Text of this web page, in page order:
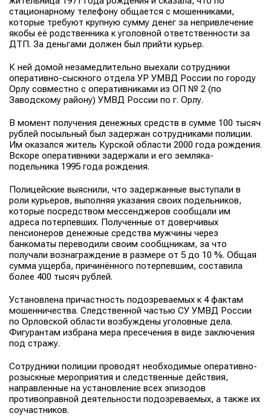
стационарному телефону общается с мошенниками,
которые требуют крупную сумму денег за непривлечение
якобы её родственника к уголовной ответственности за
ДТП. За деньгами должен был прийти курьер.
К ней домой незамедлительно выехали сотрудники
оперативно-сыскного отдела УР УМВД России по городу
Орлу совместно с оперативниками из ОП № 2 (по
Заводскому району) УМВД России по г. Орлу.
В момент получения денежных средств в сумме 100 тысяч
рублей посыльный был задержан сотрудниками полиции.
Им оказался житель Курской области 2000 года рождения.
Вскоре оперативники задержали и его земляка-
подельника 1995 года рождения.
Полицейские выяснили, что задержанные выступали в
роли курьеров, выполняя указания своих подельников,
которые посредством мессенджеров сообщали им
адреса потерпевших. Полученные от доверчивых
пенсионеров денежные средства мужчины через
банкоматы переводили своим сообщникам, за что
получали вознаграждение в размере от 5 до 10 %. Общая
сумма ущерба, причинённого потерпевшим, составила
более 400 тысяч рублей.
Установлена причастность подозреваемых к 4 фактам
мошенничества. Следственной частью СУ УМВД России
по Орловской области возбуждены уголовные дела.
Фигурантам избрана мера пресечения в виде заключения
под стражу.
Сотрудники полиции проводят необходимые оперативно-
розыскные мероприятия и следственные действия,
направленные на установление всех эпизодов
противоправной деятельности подозреваемых, а также их
соучастников.